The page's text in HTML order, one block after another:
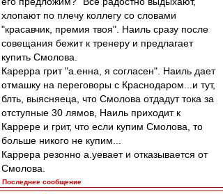
хлопают по плечу коллегу со словами
"красавчик, премия твоя". Наиль сразу после
совещания бежит к тренеру и предлагает
купить Смолова.
Карерра грит "а.енна, я согласен". Наиль дает
отмашку на переговоры с Краснодаром...и тут,
блть, выясняеца, что Смолова отдадут тока за
отступные 30 лямов, Наиль приходит к
Каррере и грит, что если купим Смолова, то
больше никого не купим...
Каррера резонно а.уевает и отказывается от
Смолова.
Последнее сообщение